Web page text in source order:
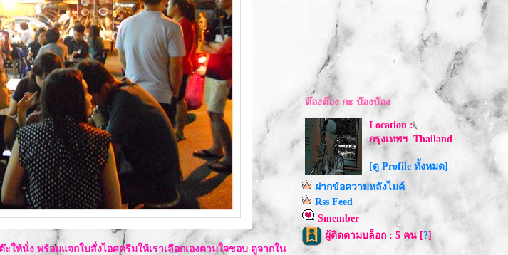
ห้นั่ง พร้อมแจกใบสั่งไอศครีมให้เราเลือกเองตามใจชอบ ดูจากใน
ต๊องต๊อง กะ บ๊องบ๊อง
Location :
กรุงเทพฯ Thailand
[ดู Profile ทั้งหมด]
ฝากข้อความหลังไมค์
Rss Feed
Smember
ผู้ติดตามบล็อก : 5 คน [?]